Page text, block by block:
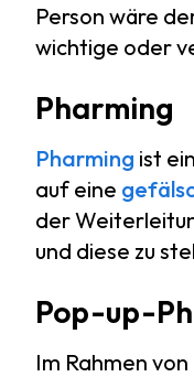
Person wäre
wichtige oder
Pharming
Pharming ist
auf eine
der
und diese zu
Pop-up-
Im Rahmen